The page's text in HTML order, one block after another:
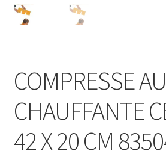
COMPRESSE
CHAUFFANTE
42 X 20 CM